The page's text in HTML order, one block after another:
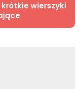
wierszyki